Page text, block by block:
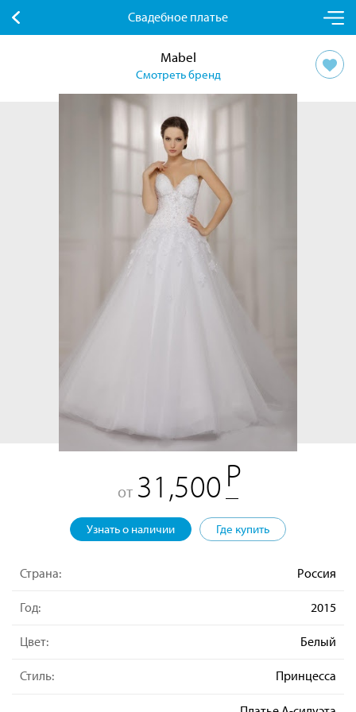
Свадебное платье
Mabel
Смотреть бренд
от 31,500
Узнать о наличии Где купить
Страна: Россия
Год: 2015
Цвет: Белый
Стиль: Принцесса